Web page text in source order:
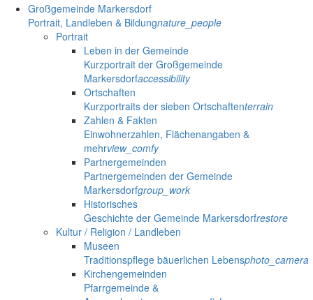
Großgemeinde Markersdorf
Portrait, Landleben & Bildungnature_people
Portrait
Leben in der Gemeinde
Kurzportrait der Großgemeinde
Markersdorfaccessibility
Ortschaften
Kurzportraits der sieben Ortschaftenterrain
Zahlen & Fakten
Einwohnerzahlen, Flächenangaben &
mehrview_comfy
Partnergemeinden
Partnergemeinden der Gemeinde
Markersdorfgroup_work
Historisches
Geschichte der Gemeinde Markersdorfrestore
Kultur / Religion / Landleben
Museen
Traditionspflege bäuerlichen Lebensphoto_camera
Kirchengemeinden
Pfarrgemeinde &